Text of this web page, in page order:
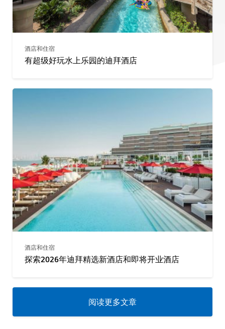
酒店和住宿
有超级好玩水上乐园的迪拜酒店
酒店和住宿
探索2026年迪拜精选新酒店和即将开业酒店
阅读更多文章